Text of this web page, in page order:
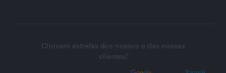
Chovem estrelas dos nossos e das nossas
clientes!